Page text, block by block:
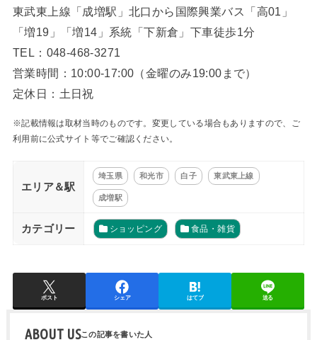
東武東上線「成増駅」北口から国際興業バス「高01」
「増19」「増14」系統「下新倉」下車徒歩1分
TEL：048-468-3271
営業時間：10:00-17:00（金曜のみ19:00まで）
定休日：土日祝
※記載情報は取材当時のものです。変更している場合もありますので、ご
利用前に公式サイト等でご確認ください。
エリア＆駅
埼玉県 和光市 白子 東武東上線
成増駅
カテゴリー ショッピング 食品・雑貨
ポスト シェア はてブ 送る
ABOUT US